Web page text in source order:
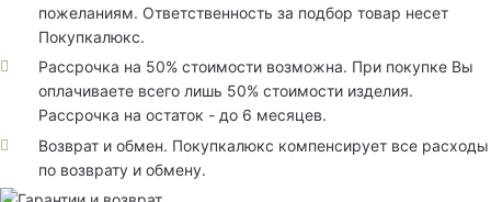
пожеланиям. Ответственность за подбор товар несет
Покупкалюкс.
Рассрочка на 50% стоимости возможна. При покупке Вы
оплачиваете всего лишь 50% стоимости изделия.
Рассрочка на остаток - до 6 месяцев.
Возврат и обмен. Покупкалюкс компенсирует все расходы
по возврату и обмену.